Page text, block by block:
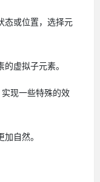
态或位置，选择元
虚拟子元素。
现一些特殊的效
自然。